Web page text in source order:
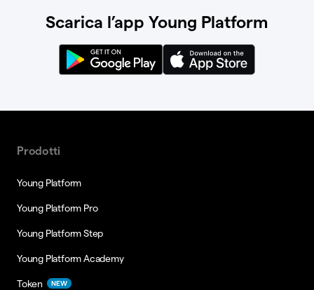
Scarica l’app Young Platform
Prodotti
Young Platform
Young Platform Pro
Young Platform Step
Young Platform Academy
Token NEW